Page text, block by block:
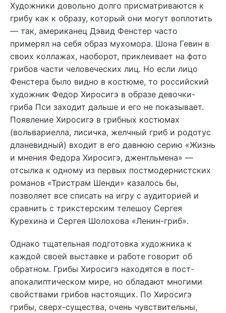
Художники довольно долго присматриваются к
грибу как к образу, который они могут воплотить
— так, американец Дэвид Фенстер часто
примерял на себя образ мухомора. Шона Гевин в
своих коллажах, наоборот, приклеивает на фото
грибов части человеческих лиц. Но если лицо
Фенстера было видно в костюме, то российский
художник Федор Хиросигэ в образе девочки-
гриба Пси заходит дальше и его не показывает.
Появление Хиросигэ в грибных костюмах
(вольвариелла, лисичка, желчный гриб и родотус
дланевидный) входит в его давнюю серию «Жизнь
и мнения Федора Хиросигэ, джентльмена» —
отсылка к одному из первых постмодернистских
романов «Тристрам Шенди» казалось бы,
позволяет все списать на игру с аудиторией и
сравнить с трикстерским телешоу Сергея
Курехина и Сергея Шолохова «Ленин-гриб».
Однако тщательная подготовка художника к
каждой своей выставке и работе говорит об
обратном. Грибы Хиросигэ находятся в пост-
апокалиптическом мире, но обладают многими
свойствами грибов настоящих. По Хиросигэ
грибы, сверх-существа, очень чувствительны,